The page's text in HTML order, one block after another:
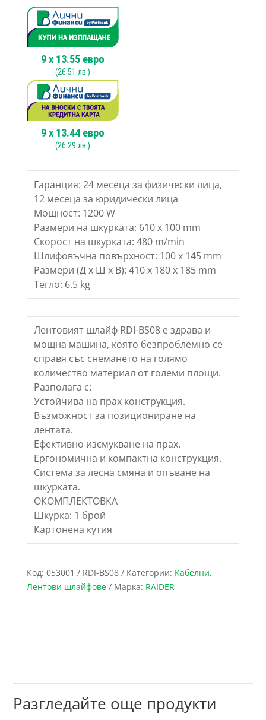
W
9x 13.55евро
(26.51 лв.)
9x 13.44евро
(26.29 лв.)
Гаранция: 24 месеца за физически лица,
12 месеца за юридически лица
Мощност: 1200 W
Размери на шкурката: 610 x 100 mm
Скорост на шкурката: 480 m/min
Шлифовъчна повърхност: 100 x 145 mm
Размери (Д х Ш х В): 410 x 180 x 185 mm
Тегло: 6.5 kg
Лентовият шлайф RDI-BS08 е здрава и
мощна машина, която безпроблемно се
справя със снемането на голямо
количество материал от големи площи.
Разполага с:
Устойчива на прах конструкция.
Възможност за позициониране на
лентата.
Ефективно изсмукване на прах.
Ергономична и компактна конструкция.
Система за лесна смяна и опъване на
шкурката.
ОКОМПЛЕКТОВКА
Шкурка: 1 брой
Картонена кутия
Код: 053001 / RDI-BS08 Категории: Кабелни,
Лентови шлайфове
Марка: RAIDER
Разгледайте още продукти